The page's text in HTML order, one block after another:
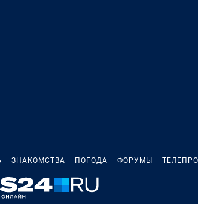
ЗНАКОМСТВА ПОГОДА ФОРУМЫ